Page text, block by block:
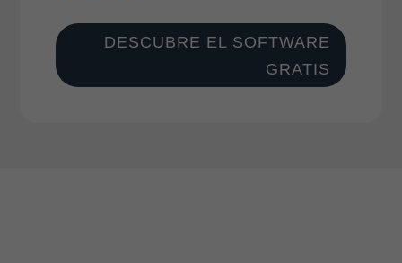
DESCUBRE EL SOFTWARE
GRATIS